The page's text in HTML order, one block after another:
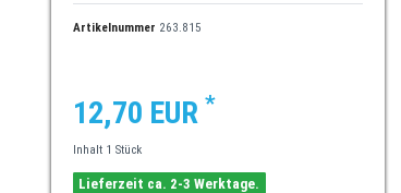
Artikelnummer 263.815
12,70 EUR *
Inhalt 1 Stück
Lieferzeit ca. 2-3 Werktage.